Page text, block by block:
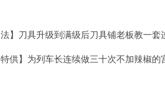
】刀具升级到满级后刀具铺老板教一
供】为列车长连续做三十次不加辣椒